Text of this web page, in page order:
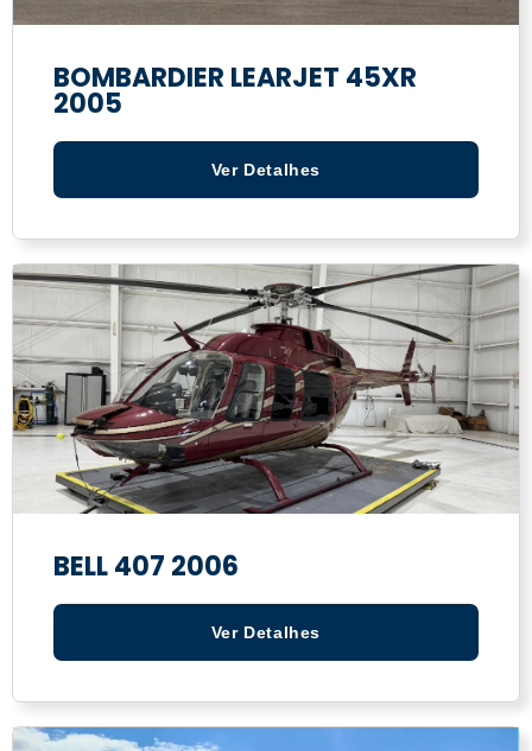
BOMBARDIER LEARJET 45XR
2005
Ver Detalhes
BELL 407 2006
Ver Detalhes